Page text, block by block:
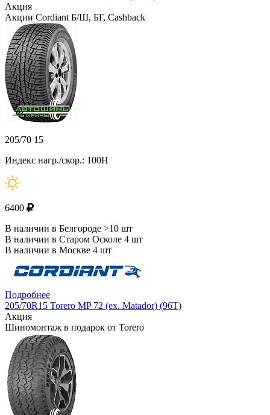
Акция
Акции Cordiant Б/Ш, БГ, Cashback
205/70 15
Индекс нагр./скор.: 100H
6400
В наличии в Белгороде >10 шт
В наличии в Старом Осколе 4 шт
В наличии в Москве 4 шт
Подробнее
205/70R15 Torero MP 72 (ex. Matador) (96T)
Акция
Шиномонтаж в подарок от Torero